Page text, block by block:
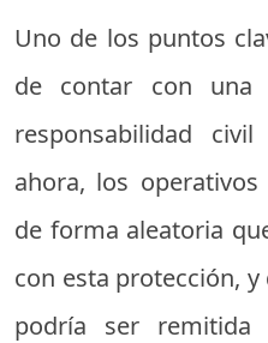
Uno de los puntos
de contar con una
responsabilidad
ahora, los
de forma aleatoria
con esta protección,
podría ser remitida